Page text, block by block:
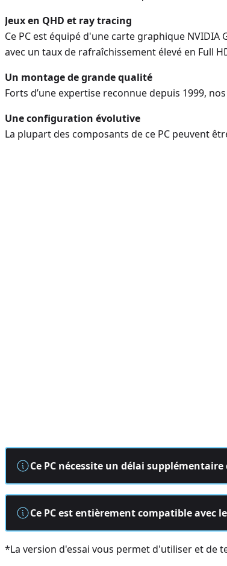
Jeux en QHD et ray tracing
Ce PC est équipé d'une carte graphique NVIDIA
avec un taux de rafraîchissement élevé en Full
Un montage de grande qualité
Forts d’une expertise reconnue depuis 1999,
Une configuration évolutive
La plupart des composants de ce PC peuvent
Ce PC nécessite un délai
Ce PC est entièrement compatible avec
*La version d'essai vous permet d'utiliser et de